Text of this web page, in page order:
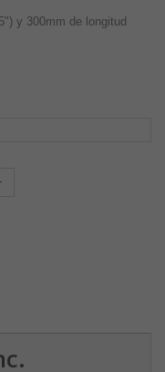
y 300mm de longitud